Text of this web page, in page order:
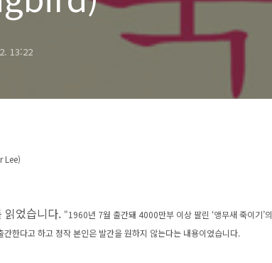
13:22
Lee)
읽었습니다. "1960년 7월 출간돼 4000만부 이상 팔린 ‘앵무새 죽이기’
간한다고 하고 정작 본인은 발간을 원하지 않는다는 내용이었습니다.